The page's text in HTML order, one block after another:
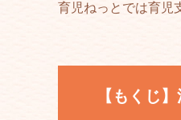
育児ねっとでは育児
【もくじ